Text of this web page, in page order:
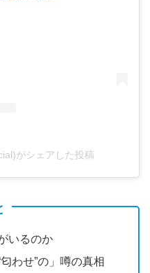
がシェアした投稿
いるのか
わせ”の」噂の真相